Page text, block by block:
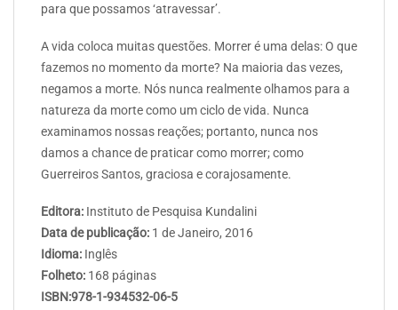
para que possamos ‘atravessar’.
A vida coloca muitas questões. Morrer é uma delas: O que
fazemos no momento da morte? Na maioria das vezes,
negamos a morte. Nós nunca realmente olhamos para a
natureza da morte como um ciclo de vida. Nunca
examinamos nossas reações; portanto, nunca nos
damos a chance de praticar como morrer; como
Guerreiros Santos, graciosa e corajosamente.
Editora: Instituto de Pesquisa Kundalini
Data de publicação: 1 de Janeiro, 2016
Idioma: Inglês
Folheto: 168 páginas
ISBN:978-1-934532-06-5